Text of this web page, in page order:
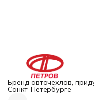
Бренд авточехлов,
Санкт-Петербурге